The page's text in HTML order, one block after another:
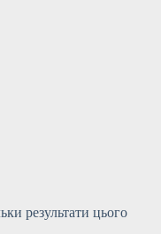
результати цього